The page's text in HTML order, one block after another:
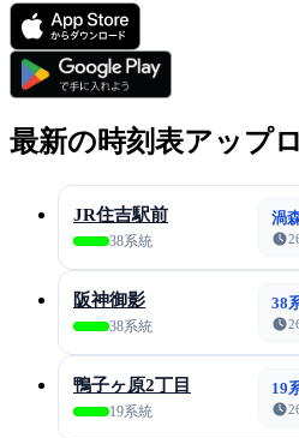
最新の時刻表アップ
JR住吉駅前
38系統
渦
阪神御影
38系統
38
鴨子ヶ原2丁目
19系統
19